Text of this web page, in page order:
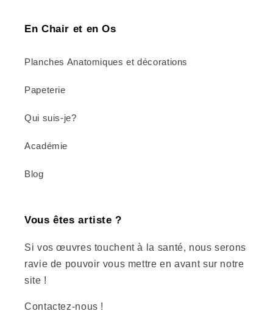
En Chair et en Os
Planches Anatomiques et décorations
Papeterie
Qui suis-je?
Académie
Blog
Vous êtes artiste ?
Si vos œuvres touchent à la santé, nous serons
ravie de pouvoir vous mettre en avant sur notre
site !
Contactez-nous !